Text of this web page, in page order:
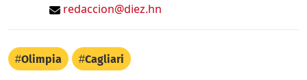
redaccion@diez.hn
Olimpia Cagliari